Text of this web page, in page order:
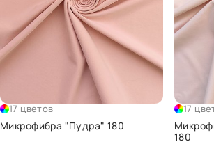
17 цветов
Микрофибра "Пудра" 180
17
180